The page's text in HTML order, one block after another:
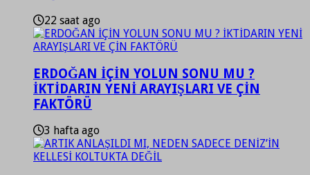
22 saat ago
ERDOĞAN İÇİN YOLUN SONU MU ?
İKTİDARIN YENİ ARAYIŞLARI VE ÇİN
FAKTÖRÜ
3 hafta ago